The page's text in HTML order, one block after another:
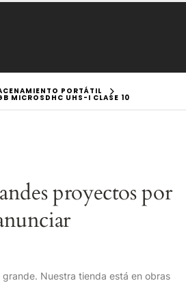
PORTÁTIL
MICROSDHC UHS-I CLASE 10
proyectos por
Nuestra tienda está en obras